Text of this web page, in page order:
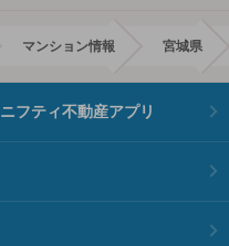
マンション情報 宮城県
ニフティ不動産アプリ